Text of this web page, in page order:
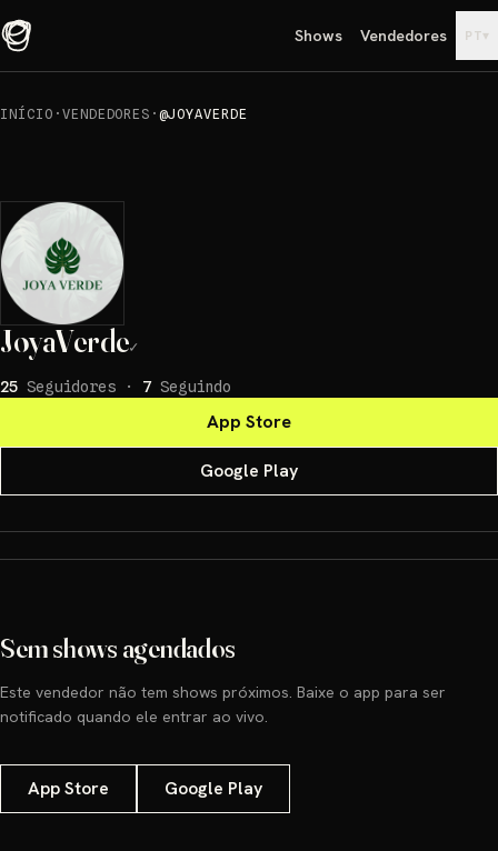
Shows Vendedores PT▾
INÍCIO · VENDEDORES ·@JOYAVERDE
JoyaVerde✓
25 Seguidores · 7 Seguindo
App Store
Google Play
Sem shows agendados
Este vendedor não tem shows próximos. Baixe o app para ser
notificado quando ele entrar ao vivo.
App Store Google Play